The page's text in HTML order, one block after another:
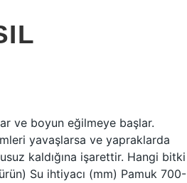
ve boyun eğilmeye başlar.
yavaşlarsa ve yapraklarda
kaldığına işarettir. Hangi bitki
Su ihtiyacı (mm) Pamuk 700-